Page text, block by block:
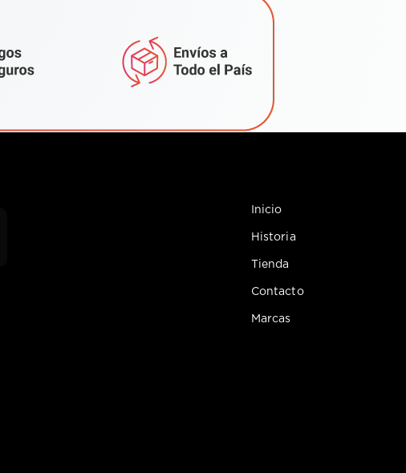
Inicio
Historia
Tienda
Contacto
Marcas